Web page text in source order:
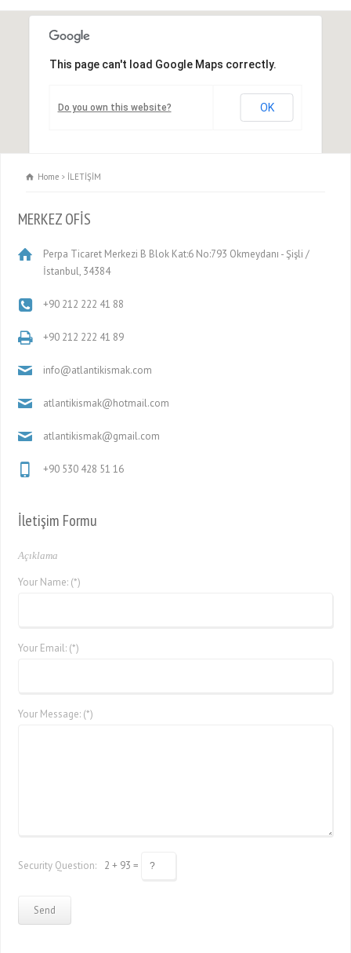
This page can't load Google Maps correctly.
Do you own this website? OK
Home İLETİŞİM
MERKEZ OFİS
Perpa Ticaret Merkezi B Blok Kat:6 No:793 Okmeydanı - Şişli /
İstanbul, 34384
+90 212 222 41 88
+90 212 222 41 89
info@atlantikismak.com
atlantikismak@hotmail.com
atlantikismak@gmail.com
+90 530 428 51 16
İletişim Formu
Açıklama
Your Name: (*)
Your Email: (*)
Your Message: (*)
Security Question: 2 + 93 =